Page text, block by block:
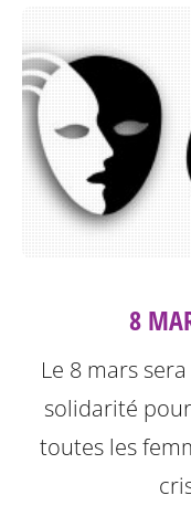
8
Le 8 mars
solidarité
toutes les